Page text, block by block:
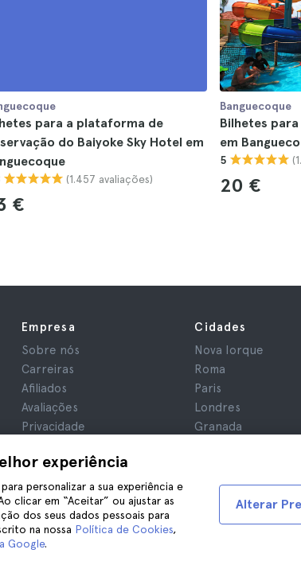
para a plataforma de
do Baiyoke Sky Hotel em
(1.457 avaliações)
€
Banguecoque
Bilhetes para
em
5
20 €
experiência
personalizar a sua experiência e
clicar em “Aceitar” ou ajustar as
dos seus dados pessoais para
na nossa Política de Cookies,
Google.
Alterar
Empresa
Sobre nós
Carreiras
Afiliados
Avaliações
Privacidade
Aviso Legal
Cookies
Cidades
Nova Iorque
Roma
Paris
Londres
Granada